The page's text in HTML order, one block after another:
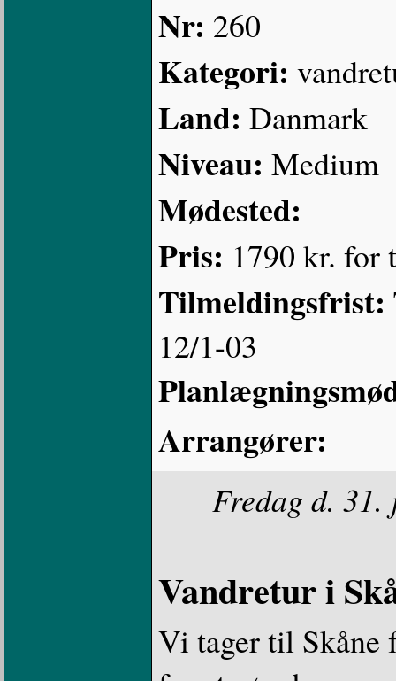
Nr: 260
Kategori:
Land: Danmark
Niveau: Medium
Mødested:
Pris: 1790 kr. for
Tilmeldingsfrist:
12/1-03
Arrangører:
Fredag d.
Vandretur i
Vi tager til Skåne